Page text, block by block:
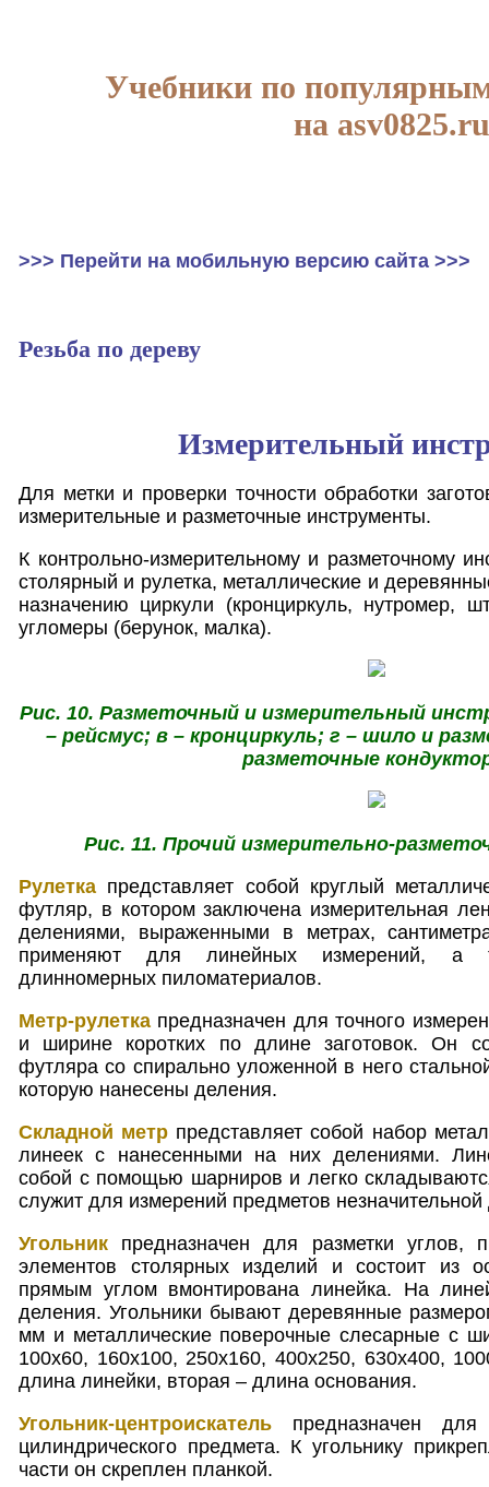
Учебники по
на asv0825.ru
>>> Перейти на мобильную версию сайта >>>
Резьба по дереву
Измерительный
Для метки и проверки точности обработки
измерительные и разметочные инструменты.
К контрольно-измерительному и разметочному
столярный и рулетка, металлические и
назначению циркули (кронциркуль, нутромер,
угломеры (берунок, малка).
Рис. 10. Разметочный и измерительный
– рейсмус; в – кронциркуль; г – шило и
разметочные
Рис. 11. Прочий измерительно-
Рулетка представляет собой круглый
футляр, в котором заключена измерительная
делениями, выраженными в метрах,
применяют для линейных измерений, а
длинномерных пиломатериалов.
Метр-рулетка предназначен для точного
и ширине коротких по длине заготовок. Он
футляра со спирально уложенной в него
которую нанесены деления.
Складной метр представляет собой набор
линеек с нанесенными на них делениями.
собой с помощью шарниров и легко
служит для измерений предметов
Угольник предназначен для разметки углов,
элементов столярных изделий и состоит из
прямым углом вмонтирована линейка. На
деления. Угольники бывают деревянные
мм и металлические поверочные слесарные с
100х60, 160х100, 250х160, 400х250, 630х400,
длина линейки, вторая – длина основания.
Угольник-центроискатель предназначен
цилиндрического предмета. К угольнику
части он скреплен планкой.